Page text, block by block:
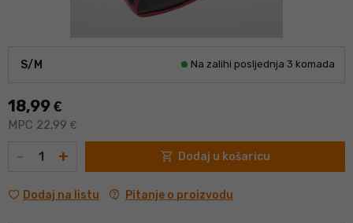
S/M Na zalihi posljednja 3 komada
18,99€
MPC 22,99 €
- + shopping_cart Dodaj u košaricu
Dodaj na listu contact_support Pitanje o proizvodu